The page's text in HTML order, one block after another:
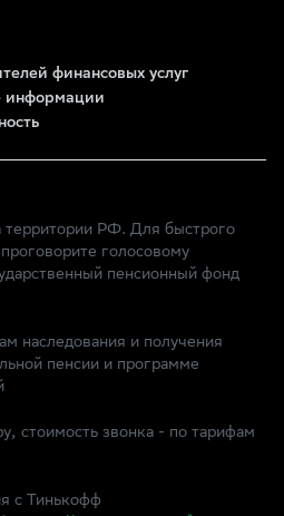
финансовых услуг
информации
территории РФ. Для быстрого
голосовому
пенсионный фонд
наследования и получения
пенсии и программе
стоимость звонка - по тарифам
с Тинькофф